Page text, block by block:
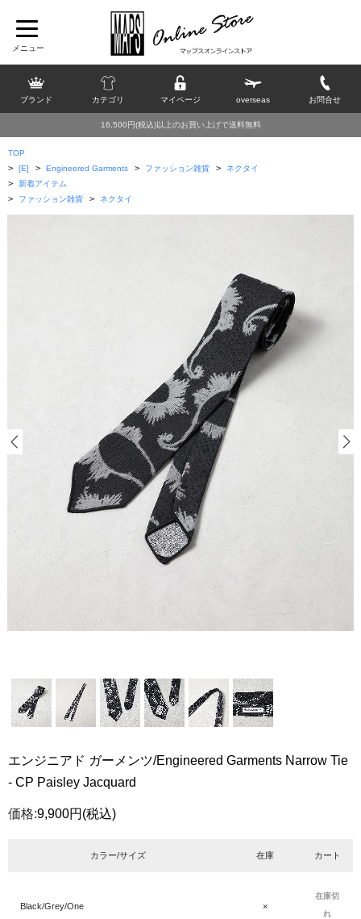
ブランド カテゴリ マイページ overseas お問合せ
16,500円(税込)以上のお買い上げで送料無料
TOP
> [E] > Engineered Garments > ファッション雑貨 > ネクタイ
> 新着アイテム
> ファッション雑貨 > ネクタイ
エンジニアド ガーメンツ/Engineered Garments Narrow Tie
- CP Paisley Jacquard
価格:9,900円 (税込)
カラー/サイズ 在庫 カート
Black/Grey/One ×
在庫切
れ